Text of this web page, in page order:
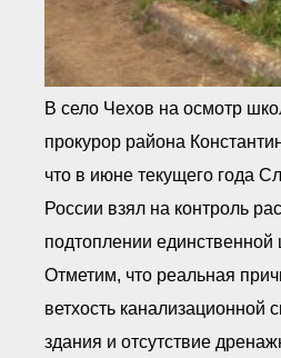
В село Чехов на осмотр
прокурор района
что в июне текущего года
России взял на контроль
подтоплении
Отметим, что реальная
ветхость канализационной
здания и отсутствие